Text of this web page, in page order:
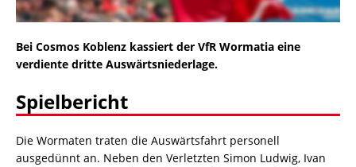
Bei Cosmos Koblenz kassiert der VfR Wormatia eine
verdiente dritte Auswärtsniederlage.
Spielbericht
Die Wormaten traten die Auswärtsfahrt personell
ausgedünnt an. Neben den Verletzten Simon Ludwig, Ivan